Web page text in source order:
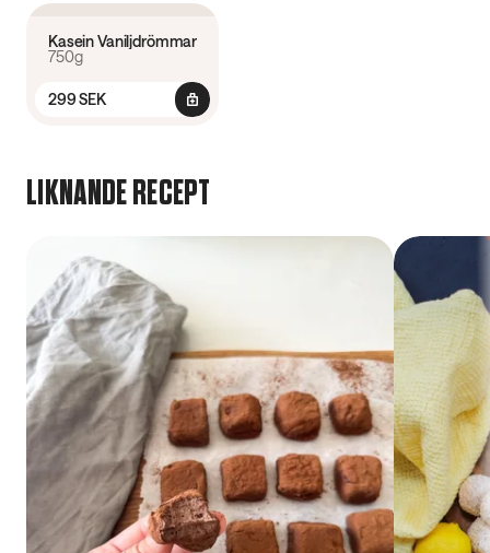
Kasein Vaniljdrömmar
750g
299 SEK
LIKNANDE RECEPT